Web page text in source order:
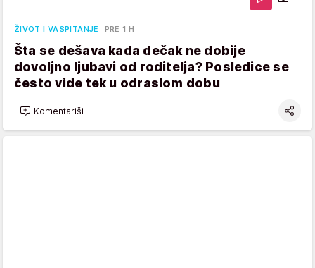
ŽIVOT I VASPITANJE PRE 1 H
Šta se dešava kada dečak ne dobije
dovoljno ljubavi od roditelja? Posledice se
često vide tek u odraslom dobu
Komentariši